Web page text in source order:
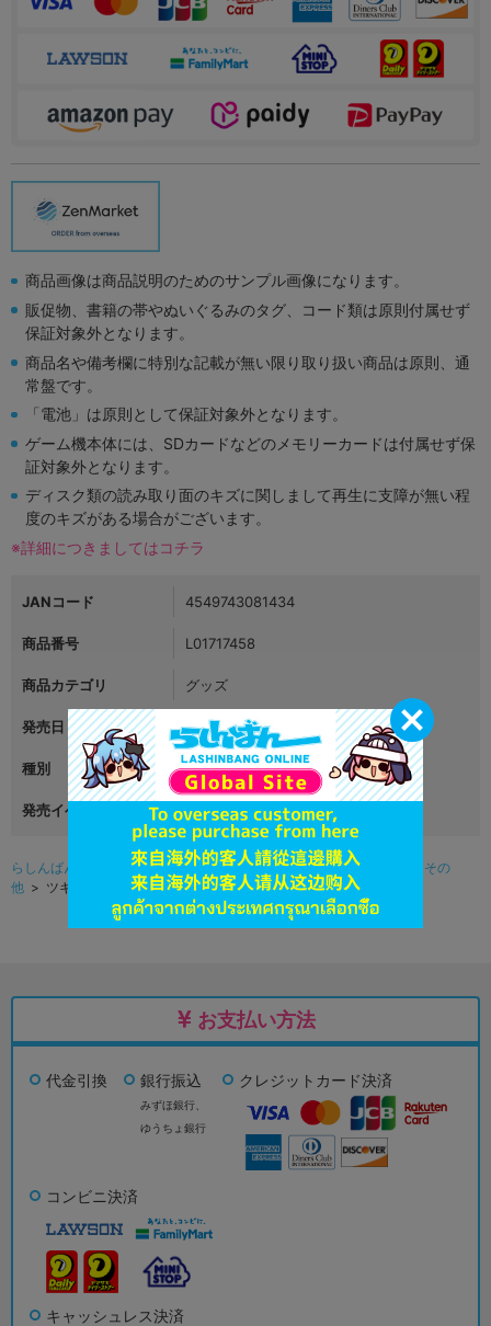
商品画像は商品説明のためのサンプル画像になります。
販促物、書籍の帯やぬいぐるみのタグ、コード類は原則付属せず
保証対象外となります。
商品名や備考欄に特別な記載が無い限り取り扱い商品は原則、通
常盤です。
「電池」は原則として保証対象外となります。
ゲーム機本体には、SDカードなどのメモリーカードは付属せず保
証対象外となります。
ディスク類の読み取り面のキズに関しまして再生に支障が無い程
度のキズがある場合がございます。
※詳細につきましてはコチラ
JANコード 4549743081434
商品番号 L01717458
商品カテゴリ グッズ
発売日 2017年11月11日
種別 その他
発売イベント
らしんばんオンライン（アニメ系グッズ中古販売）TOP>
その
他 > ツキウタ。 ツキウサ。用ミニネクタイ 5月
お支払い方法
代金引換 銀行振込
みずほ銀行、
ゆうちょ銀行
クレジットカード決済
コンビニ決済
キャッシュレス決済